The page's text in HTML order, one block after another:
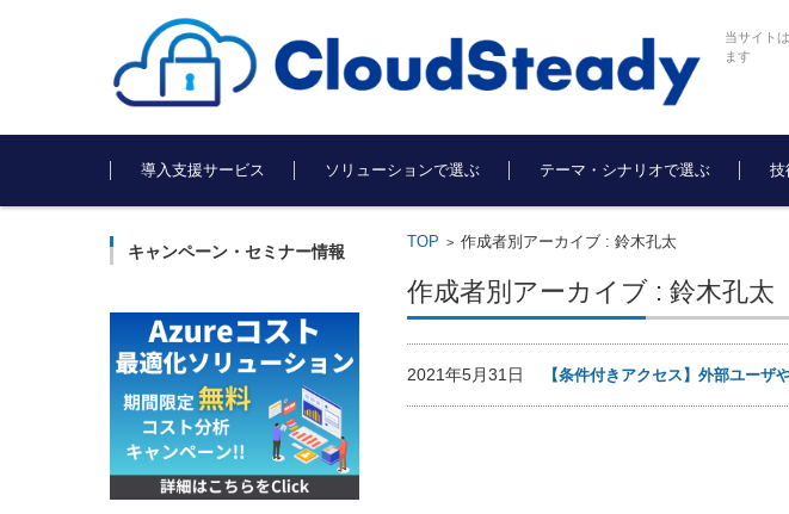
当サイト
ます
コンテンツに移動
導入支援サービス
ソリューションで選ぶ テーマ・シナリオで選ぶ 技
TOP > 作成者別アーカイブ : 鈴木孔太
作成者別アーカイブ : 鈴木孔太
2021年5月31日 【条件付きアクセス】外部ユー
キャンペーン・セミナー情報